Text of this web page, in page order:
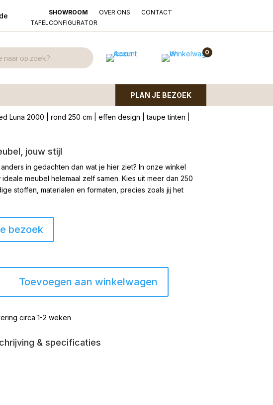
SHOWROOM OVER ONS
CONTACT
TAFELCONFIGURATOR
0
PLAN JE BEZOEK
Luna 2000 Taupe
rond
Luna 2000 | rond 250 cm | effen design | taupe tinten |
jouw stijl
in gedachten dan wat je hier ziet? In onze winkel
meubel helemaal zelf samen. Kies uit meer dan 250
stoffen, materialen en formaten, precies zoals jij het
bezoek
Toevoegen aan winkelwagen
circa 1-2 weken
& specificaties